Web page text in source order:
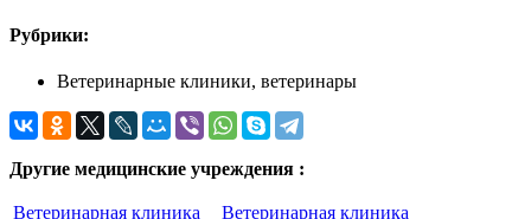
Рубрики:
Ветеринарные клиники, ветеринары
Другие медицинские учреждения :
Ветеринарная клиника
Ветеринарная клиника